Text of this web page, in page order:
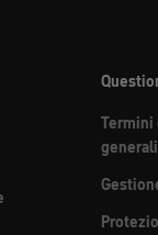
Termini
generali